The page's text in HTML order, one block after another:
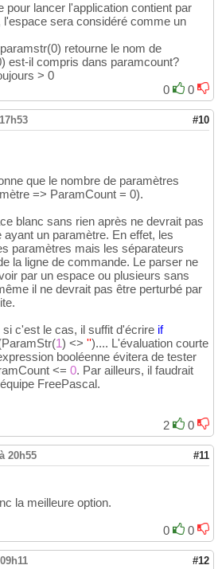
pour lancer l'application contient par
l'espace sera considéré comme un
retourne le nom de
est-il compris dans paramcount?
> 0
0
0
#10
que le nombre de paramètres
=> ParamCount = 0).
blanc sans rien après ne devrait pas
un paramètre. En effet, les
paramètres mais les séparateurs
la ligne de commande. Le parser ne
par un espace ou plusieurs sans
il ne devrait pas être perturbé par
c'est le cas, il suffit d'écrire if
ParamStr(1) <> '').... L'évaluation courte
booléenne évitera de tester
<= 0. Par ailleurs, il faudrait
FreePascal.
2
0
20h55 #11
la meilleure option.
0
0
#12